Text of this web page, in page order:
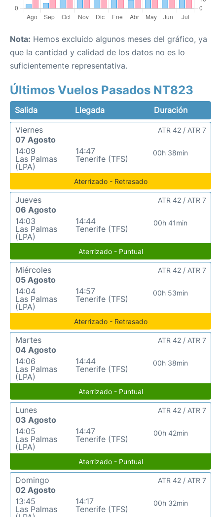
Nota: Hemos excluido algunos meses del gráfico, ya
que la cantidad y calidad de los datos no es lo
suficientemente representativa.
Últimos Vuelos Pasados NT823
Salida Llegada
Duración
Viernes
07 Agosto
14:09
Las Palmas
(LPA)
14:47
Tenerife (TFS)
00h 38min
ATR 42 / ATR 7
Aterrizado - Retrasado
Jueves
06 Agosto
14:03
Las Palmas
(LPA)
14:44
Tenerife (TFS)
00h 41min
ATR 42 / ATR 7
Aterrizado - Puntual
Miércoles
05 Agosto
14:04
Las Palmas
(LPA)
14:57
Tenerife (TFS)
00h 53min
ATR 42 / ATR 7
Aterrizado - Retrasado
Martes
04 Agosto
14:06
Las Palmas
(LPA)
14:44
Tenerife (TFS)
00h 38min
ATR 42 / ATR 7
Aterrizado - Puntual
Lunes
03 Agosto
14:05
Las Palmas
(LPA)
14:47
Tenerife (TFS)
00h 42min
ATR 42 / ATR 7
Aterrizado - Puntual
Domingo
02 Agosto
13:45
Las Palmas
14:17
Tenerife (TFS)
00h 32min
ATR 42 / ATR 7